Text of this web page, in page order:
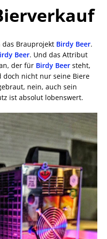
das Brauprojekt Birdy Beer.
Beer. Und das Attribut
der für Birdy Beer steht,
nicht nur seine Biere
nein, auch sein
ist absolut lobenswert.